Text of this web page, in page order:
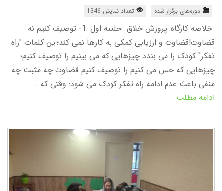
دوره‌های برگزار شده تعداد نمایش 1346
خلاصه کارگاه: پرورش خلاق جلسه اول :1- توصیف کنیم نه
قضاوت!قضاوت و ارزیابی کمکی به کارها نمی کند؛این کلمات "راه
تفکر" کودک را می بندد.چیزهایی که می بینیم را توصیف کنیم؛
چیزهایی که حس می کنیم را توصیف کنیم.قضاوت چه مثبت چه
منفی باعث عدم ادامه راه تفکر کودک می شود: وقتی که...
ادامه مطلب